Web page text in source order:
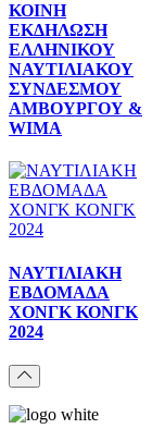
ΚΟΙΝΗ
ΕΚΔΗΛΩΣΗ
ΕΛΛΗΝΙΚΟΥ
ΝΑΥΤΙΛΙΑΚΟΥ
ΣΥΝΔΕΣΜΟΥ
ΑΜΒΟΥΡΓΟΥ &
WIMA
ΝΑΥΤΙΛΙΑΚΗ
ΕΒΔΟΜΑΔΑ
ΧΟΝΓΚ ΚΟΝΓΚ
2024